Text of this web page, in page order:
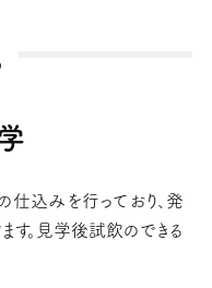
込みを行っており、発
す。見学後試飲のできる